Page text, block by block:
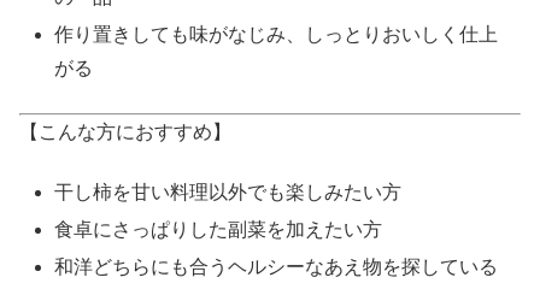
作り置きしても味がなじみ、しっとりおいしく仕上
がる
【こんな方におすすめ】
干し柿を甘い料理以外でも楽しみたい方
食卓にさっぱりした副菜を加えたい方
和洋どちらにも合うヘルシーなあえ物を探している